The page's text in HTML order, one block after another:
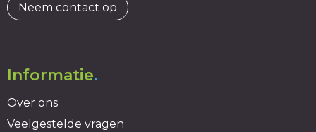
Neem contact op
Informatie.
Over ons
Veelgestelde vragen